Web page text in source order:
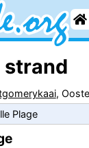
strand
,
Plage